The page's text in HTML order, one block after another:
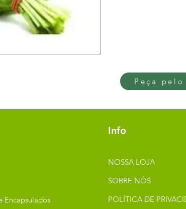
Peça
Encapsulados
Info
NOSSA LOJA
SOBRE NÓS
POLÍTICA DE